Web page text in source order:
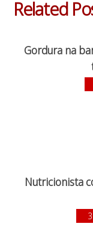
Related
Gordura na
Nutricionista